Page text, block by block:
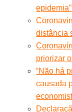
epidemia”
distância
priorizar
“Não há
causada